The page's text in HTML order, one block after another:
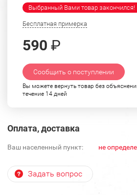
Выбранный Вами товар закончился!
Бесплатная примерка
590 ₽
Сообщить о поступлении
Вы можете вернуть товар без
течение 14 дней
Оплата, доставка
Ваш населенный пункт: не
Задать вопрос